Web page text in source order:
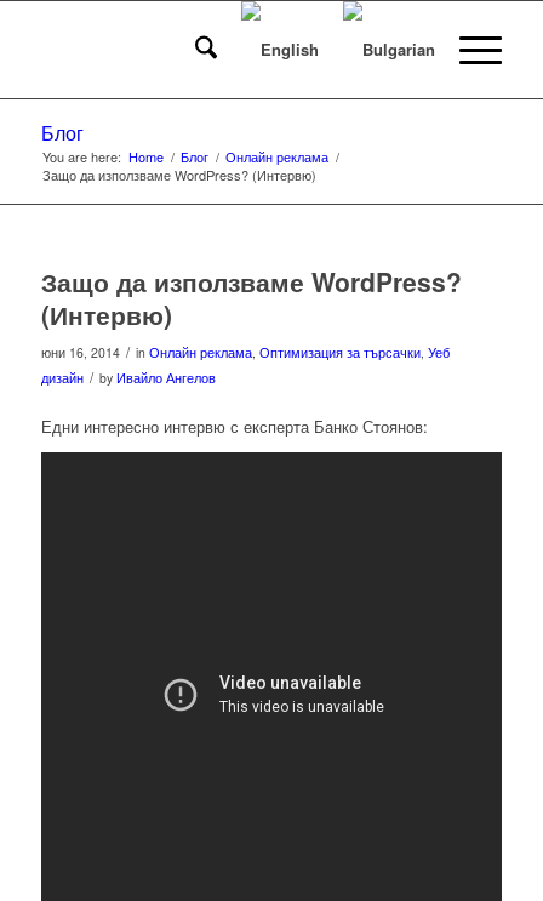
Блог
You are here: Home / Блог / Онлайн реклама /
Защо да използваме WordPress? (Интервю)
Защо да използваме WordPress?
(Интервю)
юни 16, 2014 / in Онлайн реклама, Оптимизация за търсачки, Уеб
дизайн / by Ивайло Ангелов
Едни интересно интервю с експерта Банко Стоянов: